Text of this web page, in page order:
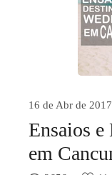
16 de Abr de 2017
Ensaios
em